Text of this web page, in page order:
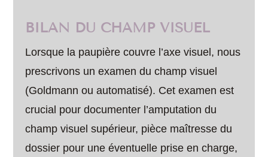
BILAN DU CHAMP VISUEL
Lorsque la paupière couvre l’axe visuel, nous
prescrivons un examen du champ visuel
(Goldmann ou automatisé). Cet examen est
crucial pour documenter l’amputation du
champ visuel supérieur, pièce maîtresse du
dossier pour une éventuelle prise en charge,